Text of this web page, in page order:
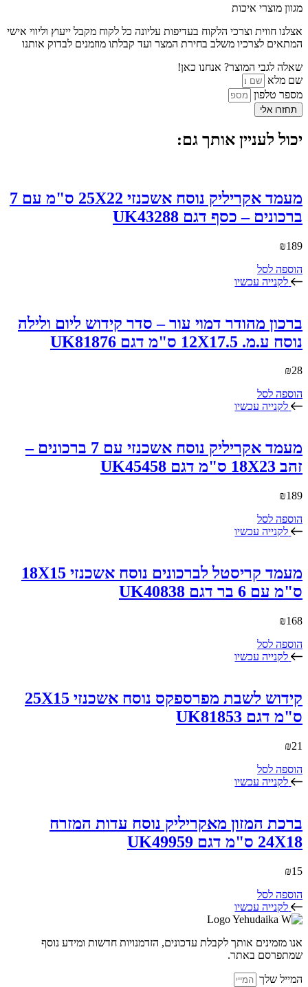
מגוון מוצרי איכות
אצלנו חווית וצרכי הלקוח בעדיפות עליונה כל לקוח מקבל ייעוץ וליווי אישי
המתאים לצרכיו משלב בחירת המצר ועד קבלתו מוזמנים לבדוק אותנו
שאלה לגבי המוצר? אנחנו כאן!
שם מלא
מספר טלפון
תחזרו אלי
יכול לעניין אותך גם:
מעמד אקריליק נוסח אשכנזי 25X22 ס"מ עם 7
ברכונים – כסף דגם UK43288
₪189
הוספה לסל
לקנייה עכשיו
ברכון מהודר דמוי עור – סדר קידוש ליום ולילה
נוסח ע.מ. 12X17.5 ס"מ דגם UK81876
₪28
הוספה לסל
לקנייה עכשיו
מעמד אקריליק נוסח אשכנזי עם 7 ברכונים –
זהב 18X23 ס"מ דגם UK45458
₪189
הוספה לסל
לקנייה עכשיו
מעמד קריסטל לברכונים נוסח אשכנזי 18X15
ס"מ עם 6 בר דגם UK40838
₪168
הוספה לסל
לקנייה עכשיו
קידוש לשבת מפרספקס נוסח אשכנזי 25X15
ס"מ דגם UK81853
₪21
הוספה לסל
לקנייה עכשיו
ברכת המזון מאקריליק נוסח עדות המזרח
24X18 ס"מ דגם UK49959
₪15
הוספה לסל
לקנייה עכשיו
אנו מזמינים אותך לקבלת עדכונים, הזדמנויות חדשות ומידע נוסף
שמתפרסם באתר.
המייל שלך